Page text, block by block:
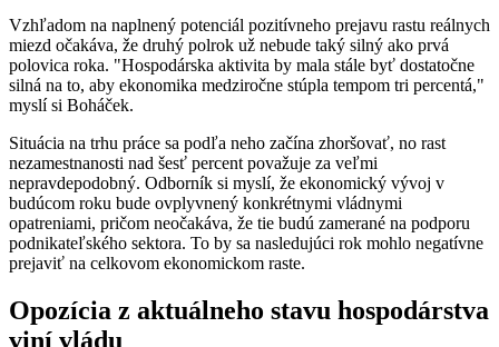
Vzhľadom na naplnený potenciál pozitívneho prejavu rastu reálnych
miezd očakáva, že druhý polrok už nebude taký silný ako prvá
polovica roka. "Hospodárska aktivita by mala stále byť dostatočne
silná na to, aby ekonomika medziročne stúpla tempom tri percentá,"
myslí si Boháček.
Situácia na trhu práce sa podľa neho začína zhoršovať, no rast
nezamestnanosti nad šesť percent považuje za veľmi
nepravdepodobný. Odborník si myslí, že ekonomický vývoj v
budúcom roku bude ovplyvnený konkrétnymi vládnymi
opatreniami, pričom neočakáva, že tie budú zamerané na podporu
podnikateľského sektora. To by sa nasledujúci rok mohlo negatívne
prejaviť na celkovom ekonomickom raste.
Opozícia z aktuálneho stavu hospodárstva
viní vládu